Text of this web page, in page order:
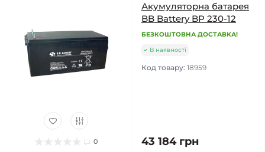
0
Акумуляторна батарея
BB Battery BP 230-12
БЕЗКОШТОВНА ДОСТАВКА!
В наявності
Код товару: 18959
43 184 грн